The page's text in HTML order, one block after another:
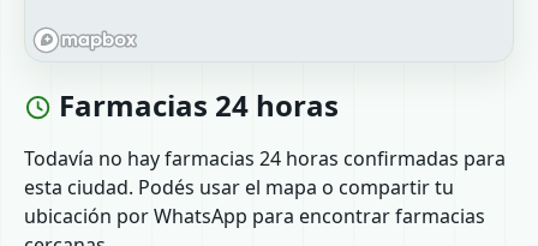
Farmacias 24 horas
Todavía no hay farmacias 24 horas confirmadas para
esta ciudad. Podés usar el mapa o compartir tu
ubicación por WhatsApp para encontrar farmacias